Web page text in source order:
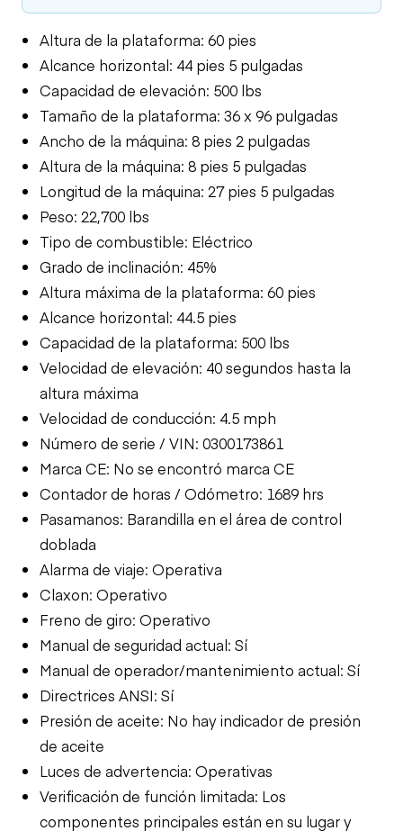
Altura de la plataforma: 60 pies
Alcance horizontal: 44 pies 5 pulgadas
Capacidad de elevación: 500 lbs
Tamaño de la plataforma: 36 x 96 pulgadas
Ancho de la máquina: 8 pies 2 pulgadas
Altura de la máquina: 8 pies 5 pulgadas
Longitud de la máquina: 27 pies 5 pulgadas
Peso: 22,700 lbs
Tipo de combustible: Eléctrico
Grado de inclinación: 45%
Altura máxima de la plataforma: 60 pies
Alcance horizontal: 44.5 pies
Capacidad de la plataforma: 500 lbs
Velocidad de elevación: 40 segundos hasta la
altura máxima
Velocidad de conducción: 4.5 mph
Número de serie / VIN: 0300173861
Marca CE: No se encontró marca CE
Contador de horas / Odómetro: 1689 hrs
Pasamanos: Barandilla en el área de control
doblada
Alarma de viaje: Operativa
Claxon: Operativo
Freno de giro: Operativo
Manual de seguridad actual: Sí
Manual de operador/mantenimiento actual: Sí
Directrices ANSI: Sí
Presión de aceite: No hay indicador de presión
de aceite
Luces de advertencia: Operativas
Verificación de función limitada: Los
componentes principales están en su lugar y